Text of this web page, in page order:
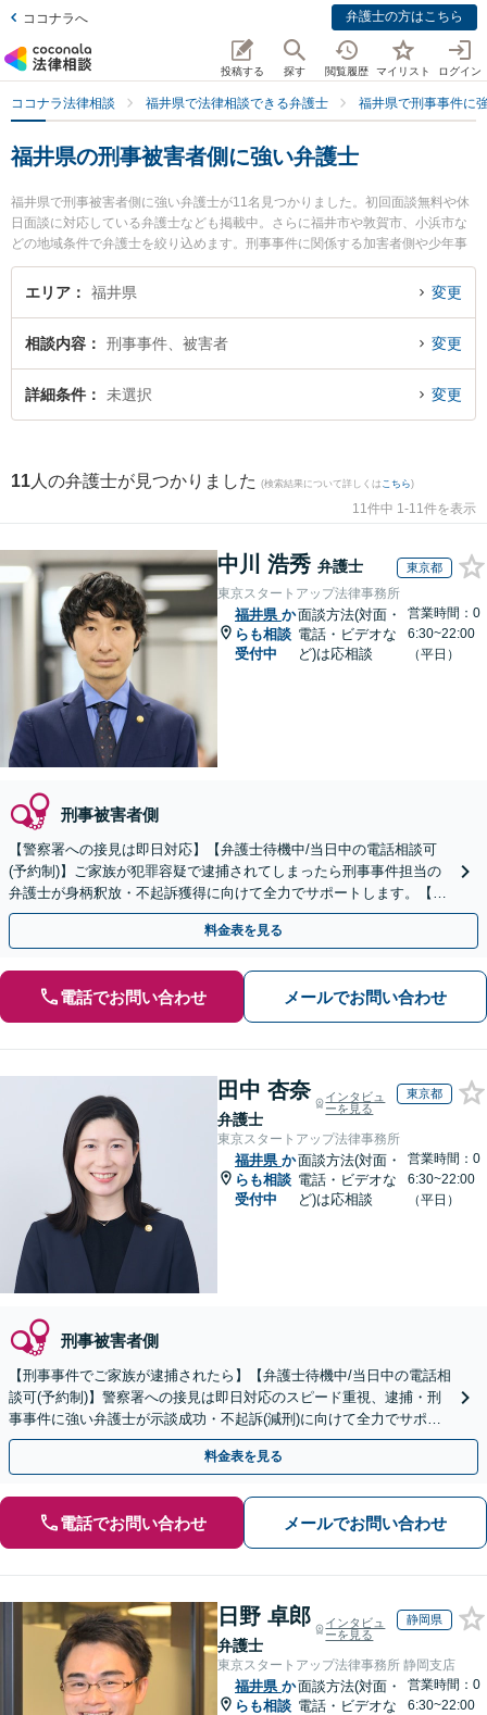
ココナラへ 弁護士の方はこちら
投稿する 探す 閲覧履歴 マイリスト ログイン
ココナラ法律相談 福井県で法律相談できる弁護士 福井県で刑事事件に
福井県の刑事被害者側に強い弁護士
福井県で刑事被害者側に強い弁護士が11名見つかりました。初回面談無料や休
日面談に対応している弁護士なども掲載中。さらに福井市や敦賀市、小浜市な
どの地域条件で弁護士を絞り込めます。刑事事件に関係する加害者側や少年事
件、再犯・前科あり等の細かな分野での絞り込み検索もでき便利です。特に勝
見法律事務所の勝見 泰斗弁護士や二の宮法律事務所の河野 哲弁護士、弁護士法
のトラブルを今すぐに弁護士に相談したい』『刑事被害者側のトラブル解決の
実績豊富な近くの弁護士を検索したい』『初回相談無料で刑事被害者側を法律
相談できる福井県内の弁護士に相談予約したい』などでお困りの相談者さんに
エリア 福井県 変更
相談内容 刑事事件、被害者 変更
詳細条件 未選択 変更
11 人の弁護士が見つかりました (検索結果について詳しくは こちら)
11件中 1-11件を表示
中川 浩秀 弁護士 東京都
東京スタートアップ法律事務所
福井県 か
らも相談
受付中
面談方法(対面・
電話・ビデオな
ど)は応相談
営業時間：0
6:30~22:00
（平日）
刑事被害者側
【警察署への接見は即日対応】【弁護士待機中/当日中の電話相談可
(予約制)】ご家族が犯罪容疑で逮捕されてしまったら刑事事件担当の
弁護士が身柄釈放・不起訴獲得に向けて全力でサポートします。【毎
月100名以上の相談実績】【全国対応】
料金表を見る
電話でお問い合わせ メールでお問い合わせ
田中 杏奈
弁護士
インタビュ
ーを見る
東京都
東京スタートアップ法律事務所
福井県 か
らも相談
受付中
面談方法(対面・
電話・ビデオな
ど)は応相談
営業時間：0
6:30~22:00
（平日）
刑事被害者側
【刑事事件でご家族が逮捕されたら】【弁護士待機中/当日中の電話相
談可(予約制)】警察署への接見は即日対応のスピード重視、逮捕・刑
事事件に強い弁護士が示談成功・不起訴(減刑)に向けて全力でサポー
トします。【加害者側の相談専門】
料金表を見る
電話でお問い合わせ メールでお問い合わせ
日野 卓郎
弁護士
インタビュ
ーを見る
静岡県
東京スタートアップ法律事務所 静岡支店
福井県 か
らも相談
面談方法(対面・
電話・ビデオな
営業時間：0
6:30~22:00